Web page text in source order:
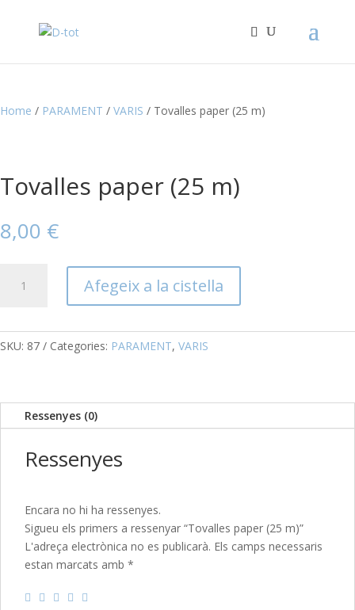
Home / PARAMENT / VARIS / Tovalles paper (25 m)
Tovalles paper (25 m)
8,00 €
(25
Afegeix a la cistella
SKU: 87 Categories: PARAMENT, VARIS
Ressenyes (0)
Ressenyes
Encara no hi ha ressenyes.
Sigueu els primers a ressenyar “Tovalles paper (25 m)”
L'adreça electrònica no es publicarà. Els camps necessaris
estan marcats amb *